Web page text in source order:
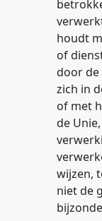
houdt
of
door
zich in
of met
de
wijzen,
niet de